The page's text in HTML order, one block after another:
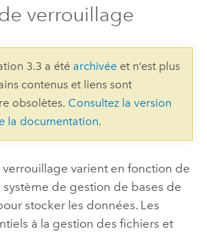
verrouillage
3.3 a été archivéeet n’est plus
contenus et liens sont
obsolètes. Consultez la version
la documentation.
varient en fonction de
système de gestion de bases de
stocker les données. Les
à la gestion des fichiers et